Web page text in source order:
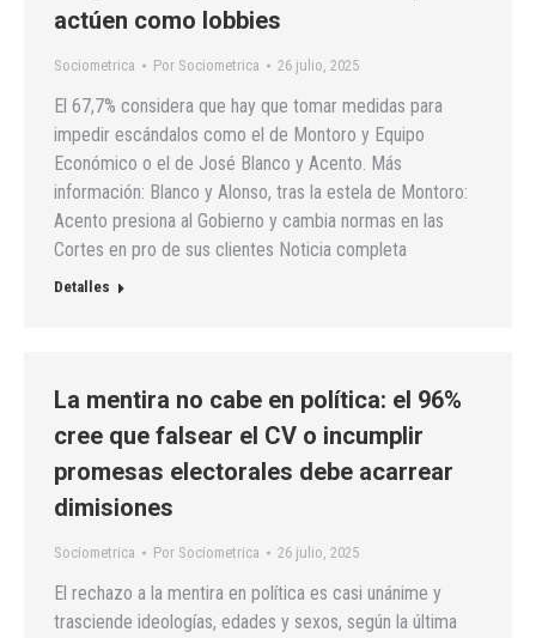
actúen como lobbies
Sociometrica Por Sociometrica 26 julio, 2025
El 67,7% considera que hay que tomar medidas para
impedir escándalos como el de Montoro y Equipo
Económico o el de José Blanco y Acento. Más
información: Blanco y Alonso, tras la estela de Montoro:
Acento presiona al Gobierno y cambia normas en las
Cortes en pro de sus clientes Noticia completa
Detalles
La mentira no cabe en política: el 96%
cree que falsear el CV o incumplir
promesas electorales debe acarrear
dimisiones
Sociometrica Por Sociometrica 26 julio, 2025
El rechazo a la mentira en política es casi unánime y
trasciende ideologías, edades y sexos, según la última